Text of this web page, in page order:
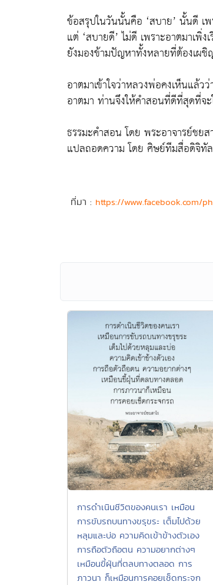
ข้อสรุปในวันนั้นคือ ‘สบาย’ นั้นดี เ
แต่ ‘สบายดี’ ไม่ดี เพราะอาตมาเพิ่
ยังมองข้ามปัญหาทั้งหลายที่ต้องเผชิ
อาตมาเข้าใจว่าหลวงพ่อคงเห็นแล้
อาตมา ท่านจึงให้คำสอนที่ดีที่สุดที่จ
ธรรมะคำสอน โดย พระอาจารย์ชยส
แปลถอดความ โดย ศิษย์ทีมสื่อดิจิทั
ที่มา : https://www.facebook.com/
การดำเนินชีวิตของคนเรา เหมือน
การขับรถบนทางขรุขระ เต็มไปด้วย
หลุมและบ่อ ความคิดเข้าข้างตัวเอง
การถือตัวถือตน ความอยากต่างๆ
เหมือนขี้ฝุ่นที่ตลบทางตลอด การ
ภาวนา ก็เหมือนการคอยเช็ดกระจก